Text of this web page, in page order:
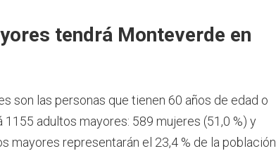
tendrá Monteverde en
son las personas que tienen 60 años de edad o
adultos mayores: 589 mujeres (51,0 %) y
mayores representarán el 23,4 % de la población